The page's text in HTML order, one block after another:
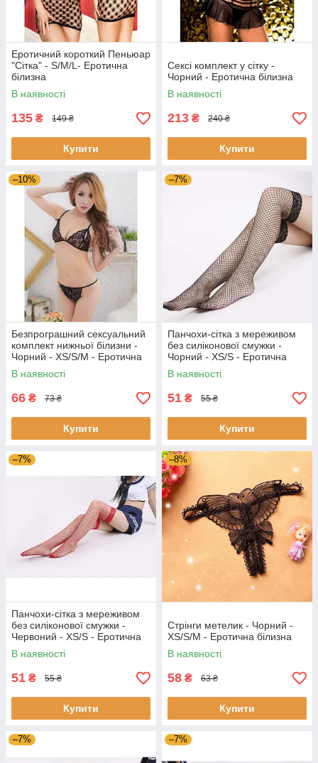
Еротичний короткий Пеньюар
"Сітка" - S/M/L- Еротична
білизна
В наявності
135 ₴ 149 ₴
Купити
Сексі комплект у сітку -
Чорний - Еротична білизна
В наявності
213 ₴ 240 ₴
Купити
–10%
Безпрограшний сексуальний
комплект нижньої білизни -
Чорний - XS/S/M - Еротична
білизна
В наявності
66 ₴ 73 ₴
Купити
–7%
Панчохи-сітка з мереживом
без силіконової смужки -
Чорний - XS/S - Еротична
білизна
В наявності
51 ₴ 55 ₴
Купити
–7%
Панчохи-сітка з мереживом
без силіконової смужки -
Червоний - XS/S - Еротична
білизна
В наявності
51 ₴ 55 ₴
Купити
–8%
Стрінги метелик - Чорний -
XS/S/M - Еротична білизна
В наявності
58 ₴ 63 ₴
Купити
–7% –7%